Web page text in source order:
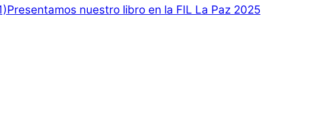
Presentamos nuestro libro en la FIL La Paz 2025